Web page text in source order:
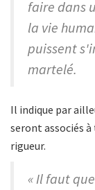
faire dans
la vie
puissent
martelé.
Il indique par
seront associés
rigueur.
« Il faut